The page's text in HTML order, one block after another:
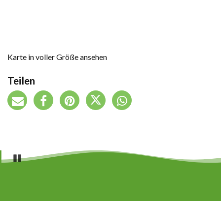
Karte in voller Größe ansehen
Teilen
Pause